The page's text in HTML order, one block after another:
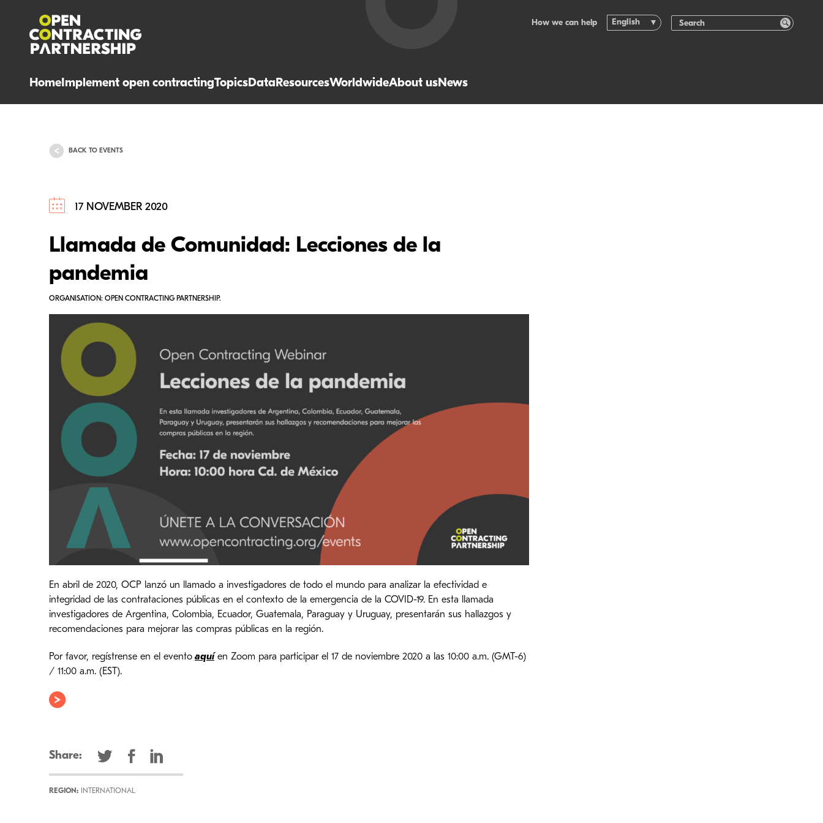
HomeImplement open contractingTopicsDataResourcesWorldwideAbout usNews
How we can help English
BACK TO EVENTS
17 NOVEMBER 2020
Llamada de Comunidad: Lecciones de la
pandemia
ORGANISATION: OPEN CONTRACTING PARTNERSHIP.
En abril de 2020, OCP lanzó un llamado a investigadores de todo el mundo para analizar la efectividad e
integridad de las contrataciones públicas en el contexto de la emergencia de la COVID-19. En esta llamada
investigadores de Argentina, Colombia, Ecuador, Guatemala, Paraguay y Uruguay, presentarán sus hallazgos y
recomendaciones para mejorar las compras públicas en la región.
Por favor, regístrense en el evento aquíen Zoom para participar el 17 de noviembre 2020 a las 10:00 a.m. (GMT-6)
/ 11:00 a.m. (EST).
Share:
REGION: INTERNATIONAL